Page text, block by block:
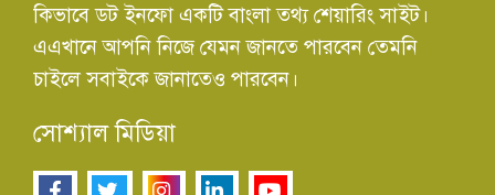
কিভাবে ডট ইনফো একটি বাংলা তথ্য শেয়ারিং সাইট।
এএখানে আপনি নিজে যেমন জানতে পারবেন তেমনি
চাইলে সবাইকে জানাতেও পারবেন।
সোশ্যাল মিডিয়া